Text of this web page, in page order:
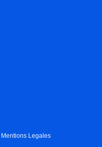
Mentions Legales